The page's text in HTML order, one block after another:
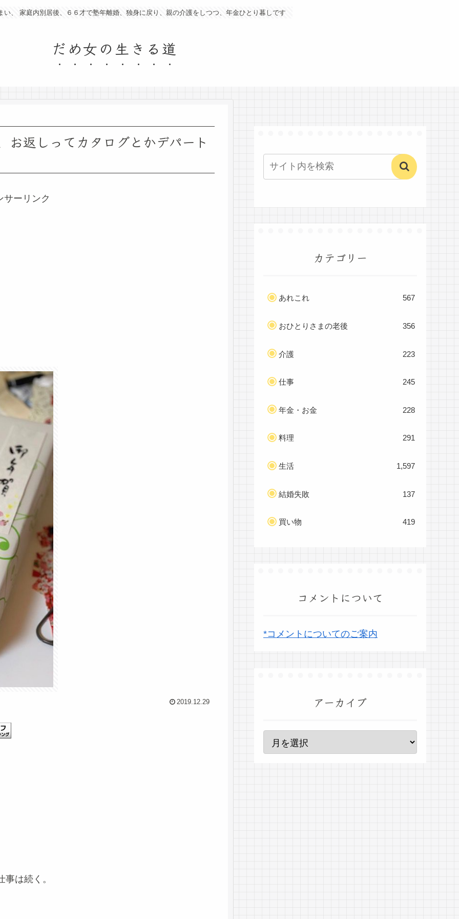
い、 家庭内別居後、６６才で塾年離婚、独身に戻り、親の介護をしつつ、年金ひとり暮しです
だめ女の生きる道
お返しってカタログとかデパート
サーリンク
2019.12.29
は続く。
カテゴリー
あれこれ 567
おひとりさまの老後 356
介護 223
仕事 245
年金・お金 228
料理 291
生活 1,597
結婚失敗 137
買い物 419
コメントについて
*コメントについてのご案内
アーカイブ